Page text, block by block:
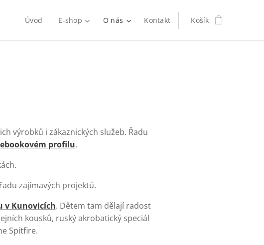
Úvod E-shop O nás Kontakt Košík
výrobků i zákaznických služeb. Řadu
profilu.
zajímavých projektů.
v Kunovicích. Dětem tam dělají radost
kousků, ruský akrobatický speciál
Spitfire.